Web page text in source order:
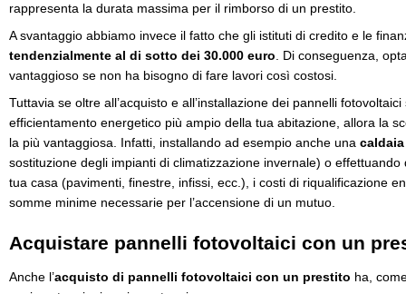
rappresenta la durata massima per il rimborso di un prestito.
A svantaggio abbiamo invece il fatto che gli istituti di credito e le
tendenzialmente al di sotto dei 30.000 euro . Di conseguenza,
vantaggioso se non ha bisogno di fare lavori così costosi.
Tuttavia se oltre all’acquisto e all’installazione dei pannelli
efficientamento energetico più ampio della tua abitazione, allora la
la più vantaggiosa. Infatti, installando ad esempio anche una
sostituzione degli impianti di climatizzazione invernale) o
tua casa (pavimenti, finestre, infissi, ecc.), i costi di riqualificazione
somme minime necessarie per l’accensione di un mutuo.
Acquistare pannelli fotovoltaici con un
Anche l’acquisto di pannelli fotovoltaici con un prestito ha,